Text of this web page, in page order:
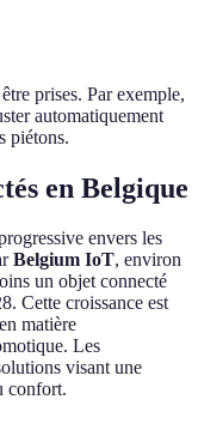
prises. Par exemple,
automatiquement
piétons.
en Belgique
envers les
Belgium IoT, environ
un objet connecté
Cette croissance est
matière
Les
visant une
confort.